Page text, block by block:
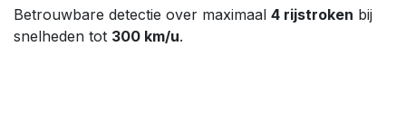
Betrouwbare detectie over maximaal 4 rijstroken bij
snelheden tot 300 km/u.